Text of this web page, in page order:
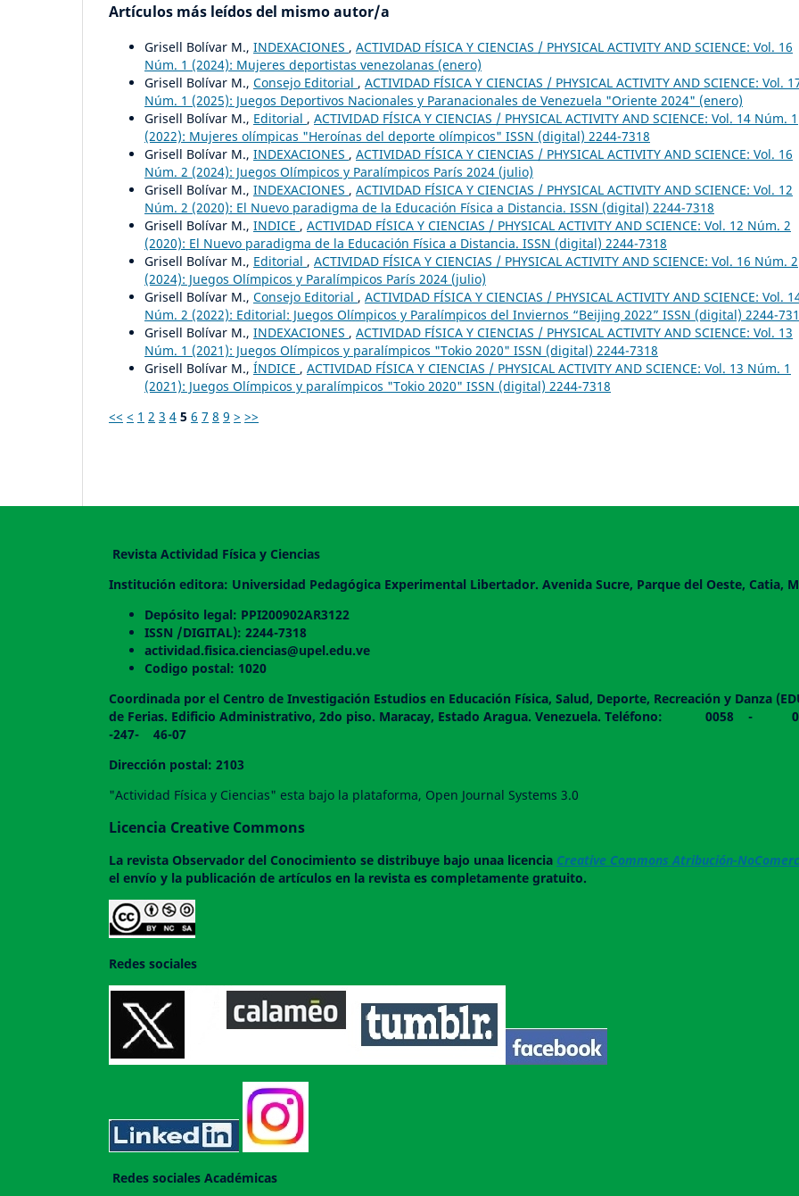
Artículos más leídos del mismo autor/a
Grisell Bolívar M., INDEXACIONES , ACTIVIDAD FÍSICA Y CIENCIAS / PHYSICAL ACTIVITY AND SCIENCE: Vol. 16
Núm. 1 (2024): Mujeres deportistas venezolanas (enero)
Grisell Bolívar M., Consejo Editorial , ACTIVIDAD FÍSICA Y CIENCIAS / PHYSICAL ACTIVITY AND SCIENCE: Vol.
Núm. 1 (2025): Juegos Deportivos Nacionales y Paranacionales de Venezuela "Oriente 2024" (enero)
Grisell Bolívar M., Editorial , ACTIVIDAD FÍSICA Y CIENCIAS / PHYSICAL ACTIVITY AND SCIENCE: Vol. 14 Núm. 1
(2022): Mujeres olímpicas "Heroínas del deporte olímpicos" ISSN (digital) 2244-7318
Grisell Bolívar M., INDEXACIONES , ACTIVIDAD FÍSICA Y CIENCIAS / PHYSICAL ACTIVITY AND SCIENCE: Vol. 16
Núm. 2 (2024): Juegos Olímpicos y Paralímpicos París 2024 (julio)
Grisell Bolívar M., INDEXACIONES , ACTIVIDAD FÍSICA Y CIENCIAS / PHYSICAL ACTIVITY AND SCIENCE: Vol. 12
Núm. 2 (2020): El Nuevo paradigma de la Educación Física a Distancia. ISSN (digital) 2244-7318
Grisell Bolívar M., INDICE , ACTIVIDAD FÍSICA Y CIENCIAS / PHYSICAL ACTIVITY AND SCIENCE: Vol. 12 Núm. 2
(2020): El Nuevo paradigma de la Educación Física a Distancia. ISSN (digital) 2244-7318
Grisell Bolívar M., Editorial , ACTIVIDAD FÍSICA Y CIENCIAS / PHYSICAL ACTIVITY AND SCIENCE: Vol. 16 Núm. 2
(2024): Juegos Olímpicos y Paralímpicos París 2024 (julio)
Grisell Bolívar M., Consejo Editorial , ACTIVIDAD FÍSICA Y CIENCIAS / PHYSICAL ACTIVITY AND SCIENCE: Vol.
Núm. 2 (2022): Editorial: Juegos Olímpicos y Paralímpicos del Inviernos “Beijing 2022” ISSN (digital) 2244-
Grisell Bolívar M., INDEXACIONES , ACTIVIDAD FÍSICA Y CIENCIAS / PHYSICAL ACTIVITY AND SCIENCE: Vol. 13
Núm. 1 (2021): Juegos Olímpicos y paralímpicos "Tokio 2020" ISSN (digital) 2244-7318
Grisell Bolívar M., ÍNDICE , ACTIVIDAD FÍSICA Y CIENCIAS / PHYSICAL ACTIVITY AND SCIENCE: Vol. 13 Núm. 1
(2021): Juegos Olímpicos y paralímpicos "Tokio 2020" ISSN (digital) 2244-7318
<< < 1 2 3 4 5 6 7 8 9 > >>
Revista Actividad Física y Ciencias
Institución editora: Universidad Pedagógica Experimental Libertador. Avenida Sucre, Parque del Oeste, Catia,
Depósito legal: PPI200902AR3122
ISSN /DIGITAL): 2244-7318
actividad.fisica.ciencias@upel.edu.ve
Codigo postal: 1020
Coordinada por el Centro de Investigación Estudios en Educación Física, Salud, Deporte, Recreación y Danza
de Ferias. Edificio Administrativo, 2do piso. Maracay, Estado Aragua. Venezuela. Teléfono:
-247- 46-07
Dirección postal: 2103
"Actividad Física y Ciencias" esta bajo la plataforma, Open Journal Systems 3.0
Licencia Creative Commons
La revista Observador del Conocimiento se distribuye bajo unaa licencia Creative Commons Atribución-
el envío y la publicación de artículos en la revista es completamente gratuito.
Redes sociales
Redes sociales Académicas